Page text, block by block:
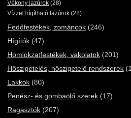
Vékony lazúrok (28)
Vízzel hígítható lazúrok (28)
Fedőfestékek, zománcok (246)
Hígítók (47)
Homlokzatfestékek, vakolatok (201)
Hőszigetelés, hőszigetelő rendszerek
Lakkok (80)
Penész- és gombaölő szerek (17)
Ragasztók (207)